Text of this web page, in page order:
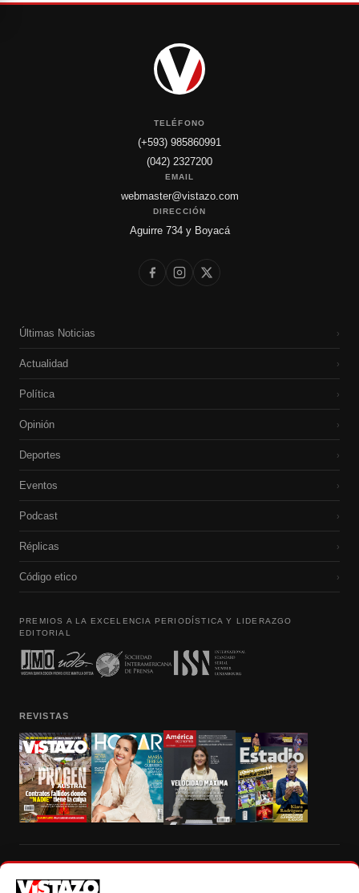
TELÉFONO
(+593) 985860991
(042) 2327200
EMAIL
webmaster@vistazo.com
DIRECCIÓN
Aguirre 734 y Boyacá
Últimas Noticias ›
Actualidad ›
Política ›
Opinión ›
Deportes ›
Eventos ›
Podcast ›
Réplicas ›
Código etico ›
PREMIOS A LA EXCELENCIA PERIODÍSTICA Y LIDERAZGO
EDITORIAL
REVISTAS
autorización escrita de su titular, de todos los contenidos de Vistazo.com.